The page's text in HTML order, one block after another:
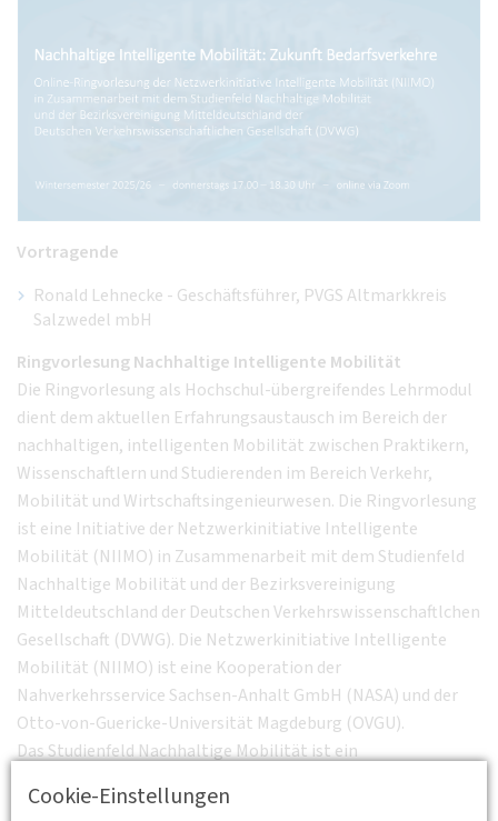
Cookie-Einstellungen
Vortragende
Ronald Lehnecke - Geschäftsführer, PVGS Altmarkkreis
Salzwedel mbH
Ringvorlesung Nachhaltige Intelligente Mobilität
Die Ringvorlesung als Hochschul-übergreifendes Lehrmodul
dient dem aktuellen Erfahrungsaustausch im Bereich der
nachhaltigen, intelligenten Mobilität zwischen Praktikern,
Wissenschaftlern und Studierenden im Bereich Verkehr,
Mobilität und Wirtschaftsingenieurwesen. Die Ringvorlesung
ist eine Initiative der Netzwerkinitiative Intelligente
Mobilität (NIIMO) in Zusammenarbeit mit dem Studienfeld
Nachhaltige Mobilität und der Bezirksvereinigung
Mitteldeutschland der Deutschen Verkehrswissenschaftlchen
Gesellschaft (DVWG). Die Netzwerkinitiative Intelligente
Mobilität (NIIMO) ist eine Kooperation der
Nahverkehrsservice Sachsen-Anhalt GmbH (NASA) und der
Otto-von-Guericke-Universität Magdeburg (OVGU).
Das Studienfeld Nachhaltige Mobilität ist ein
durch die Vernetzung in Lehre und Forschung vielfältige